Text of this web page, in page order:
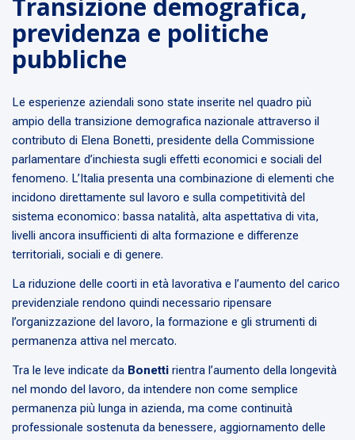
previdenza e politiche
pubbliche
Le esperienze aziendali sono state inserite nel quadro più
ampio della transizione demografica nazionale attraverso il
contributo di Elena Bonetti, presidente della Commissione
parlamentare d’inchiesta sugli effetti economici e sociali del
fenomeno. L’Italia presenta una combinazione di elementi che
incidono direttamente sul lavoro e sulla competitività del
sistema economico: bassa natalità, alta aspettativa di vita,
livelli ancora insufficienti di alta formazione e differenze
territoriali, sociali e di genere.
La riduzione delle coorti in età lavorativa e l’aumento del carico
previdenziale rendono quindi necessario ripensare
l’organizzazione del lavoro, la formazione e gli strumenti di
permanenza attiva nel mercato.
Tra le leve indicate da Bonetti rientra l’aumento della longevità
nel mondo del lavoro, da intendere non come semplice
permanenza più lunga in azienda, ma come continuità
professionale sostenuta da benessere, aggiornamento delle